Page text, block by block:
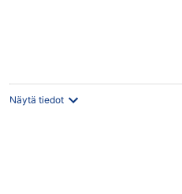
Näytä tiedot